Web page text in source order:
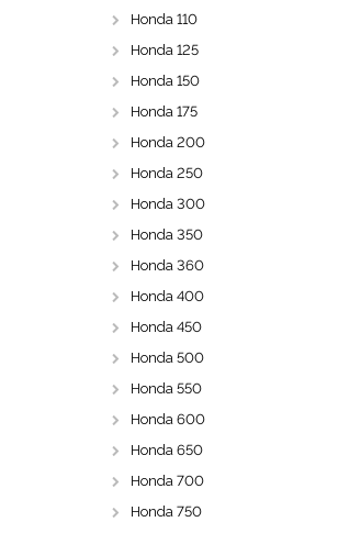
Honda 110
Honda 125
Honda 150
Honda 175
Honda 200
Honda 250
Honda 300
Honda 350
Honda 360
Honda 400
Honda 450
Honda 500
Honda 550
Honda 600
Honda 650
Honda 700
Honda 750